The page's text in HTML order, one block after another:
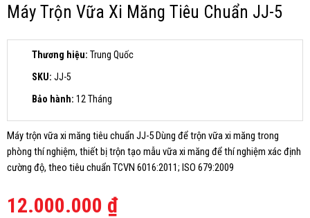
Máy Trộn Vữa Xi Măng Tiêu Chuẩn JJ-5
Thương hiệu: Trung Quốc
SKU: JJ-5
Bảo hành: 12 Tháng
Máy trộn vữa xi măng tiêu chuẩn JJ-5 Dùng để trộn vữa xi măng trong
phòng thí nghiệm, thiết bị trộn tạo mẫu vữa xi măng để thí nghiệm xác định
cường độ, theo tiêu chuẩn TCVN 6016:2011; ISO 679:2009
12.000.000 ₫